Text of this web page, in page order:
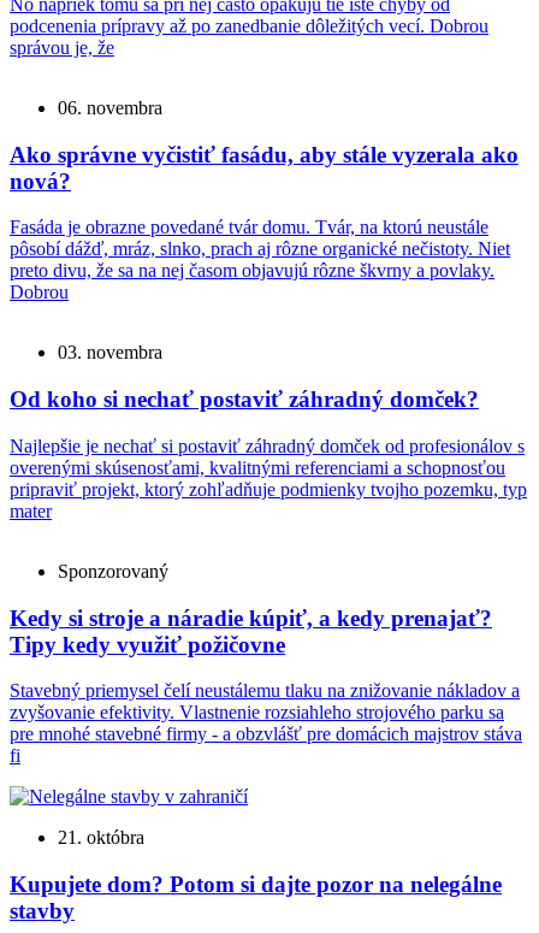
No napriek tomu sa pri nej často opakujú tie isté chyby od
podcenenia prípravy až po zanedbanie dôležitých vecí. Dobrou
správou je, že
06. novembra
Ako správne vyčistiť fasádu, aby stále vyzerala ako
nová?
Fasáda je obrazne povedané tvár domu. Tvár, na ktorú neustále
pôsobí dážď, mráz, slnko, prach aj rôzne organické nečistoty. Niet
preto divu, že sa na nej časom objavujú rôzne škvrny a povlaky.
Dobrou
03. novembra
Od koho si nechať postaviť záhradný domček?
Najlepšie je nechať si postaviť záhradný domček od profesionálov s
overenými skúsenosťami, kvalitnými referenciami a schopnosťou
pripraviť projekt, ktorý zohľadňuje podmienky tvojho pozemku, typ
mater
Sponzorovaný
Kedy si stroje a náradie kúpiť, a kedy prenajať?
Tipy kedy využiť požičovne
Stavebný priemysel čelí neustálemu tlaku na znižovanie nákladov a
zvyšovanie efektivity. Vlastnenie rozsiahleho strojového parku sa
pre mnohé stavebné firmy - a obzvlášť pre domácich majstrov stáva
fi
21. októbra
Kupujete dom? Potom si dajte pozor na nelegálne
stavby